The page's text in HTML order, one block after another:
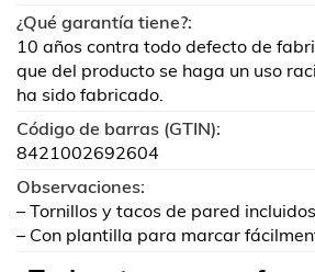
¿Qué garantía tiene?:
10 años contra todo defecto de
que del producto se haga un uso
ha sido fabricado.
Código de barras (GTIN):
8421002692604
Observaciones:
– Tornillos y tacos de pared incluidos.
– Con plantilla para marcar